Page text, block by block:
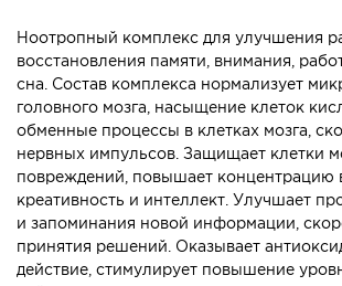
Ноотропный комплекс для улучшения
восстановления памяти, внимания,
сна. Состав комплекса нормализует
головного мозга, насыщение клеток
обменные процессы в клетках мозга,
нервных импульсов. Защищает клетки
повреждений, повышает концентрацию
креативность и интеллект. Улучшает
и запоминания новой информации,
принятия решений. Оказывает
действие, стимулирует повышение